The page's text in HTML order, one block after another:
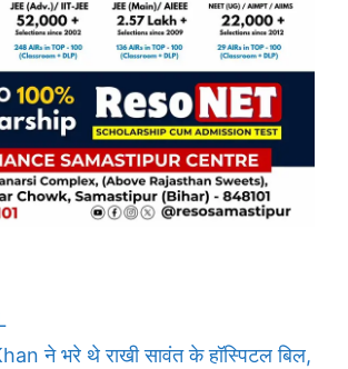
ने भरे थे राखी सावंत के हॉस्पिटल बिल,